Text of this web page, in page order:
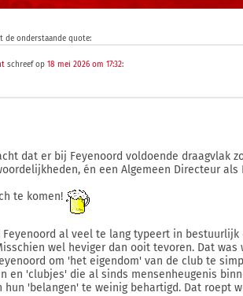
de onderstaande quote:
schreef op 18 mei 2026 om 17:32:
dat er bij Feyenoord voldoende draagvlak
én een Algemeen Directeur als
te komen!
al veel te lang typeert in
wel heviger dan ooit tevoren. Dat
om 'het eigendom' van de club te
en 'clubjes' die al sinds mensenheugenis
hun 'belangen' te weinig behartigd. Dat roept